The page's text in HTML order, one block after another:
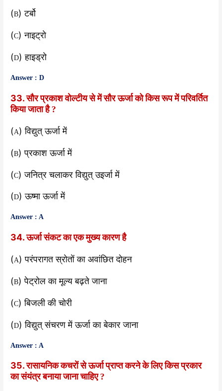
(B) टर्बो
(C) नाइट्रो
(D) हाइड्रो
Answer : D
33. सौर प्रकाश वोल्टीय से में सौर ऊर्जा को किस रूप में परिवर्तित
किया जाता है ?
(A) विद्युत् ऊर्जा में
(B) प्रकाश ऊर्जा में
(C) जनित्र चलाकर विद्युत् उइर्जा में
(D) ऊष्मा ऊर्जा में
Answer : A
34. ऊर्जा संकट का एक मुख्य कारण है
(A) परंपरागत स्रोतों का अवांछित दोहन
(B) पेट्रोल का मूल्य बढ़ते जाना
(C) बिजली की चोरी
(D) विद्युत् संचरण में ऊर्जा का बेकार जाना
Answer : A
35. रासायनिक कचरों से ऊर्जा प्राप्त करने के लिए किस प्रकार
का संयंत्र बनाया जाना चाहिए ?